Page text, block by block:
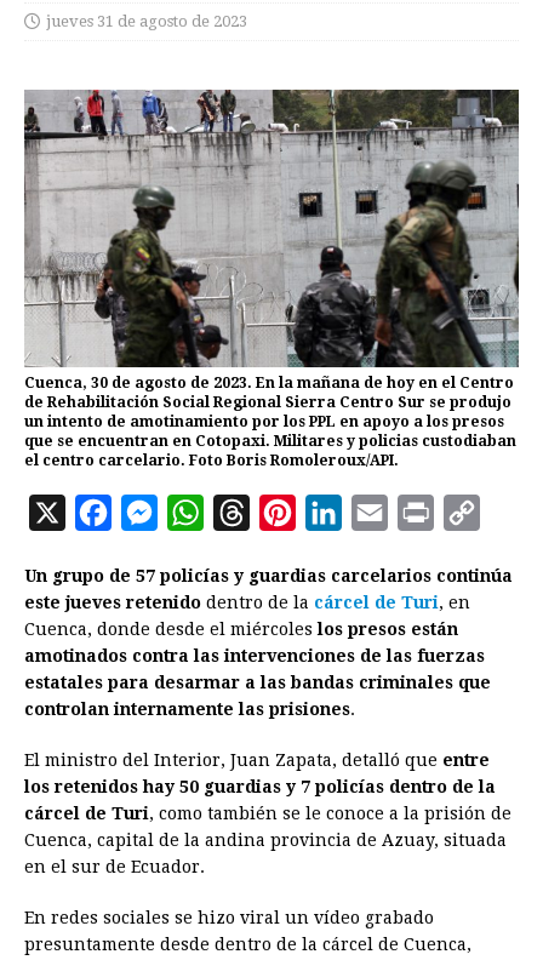
jueves 31 de agosto de 2023
Cuenca, 30 de agosto de 2023. En la mañana de hoy en el Centro
de Rehabilitación Social Regional Sierra Centro Sur se produjo
un intento de amotinamiento por los PPL en apoyo a los presos
que se encuentran en Cotopaxi. Militares y policias custodiaban
el centro carcelario. Foto Boris Romoleroux/API.
X
c
e
b
o
k
M
s
s
e
n
e
r
W
a
t
s
A
p
r
e
a
d
n
t
e
r
s
n
k
e
d
n
a
i
l
i
n
t
p
L
i
k
Un grupo de 57 policías y guardias carcelarios continúa
este jueves retenido dentro de la cárcel de Turi, en
Cuenca, donde desde el miércoleslos presos están
amotinados contra las intervenciones de las fuerzas
estatales para desarmar a las bandas criminales que
controlan internamente las prisiones.
El ministro del Interior, Juan Zapata, detalló que entre
los retenidos hay 50 guardias y 7 policías dentro de la
cárcel de Turi, como también se le conoce a la prisión de
Cuenca, capital de la andina provincia de Azuay, situada
en el sur de Ecuador.
En redes sociales se hizo viral un vídeo grabado
presuntamente desde dentro de la cárcel de Cuenca,